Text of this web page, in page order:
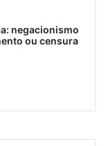
negacionismo
ou censura